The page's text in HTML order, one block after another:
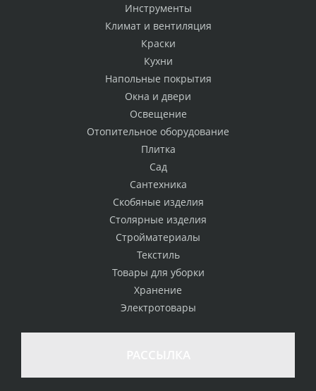
Инструменты
Климат и вентиляция
Краски
Кухни
Напольные покрытия
Окна и двери
Освещение
Отопительное оборудование
Плитка
Сад
Сантехника
Скобяные изделия
Столярные изделия
Стройматериалы
Текстиль
Товары для уборки
Хранение
Электротовары